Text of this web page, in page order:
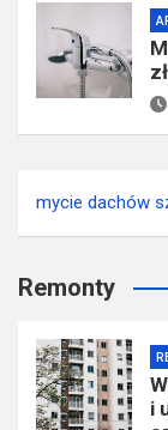
mycie dachów
Remonty
i